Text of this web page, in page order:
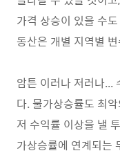
가격 상승이 있을 수
동산은 개별 지역별
암튼 이러나 저러나...
다. 물가상승률도 최
저 수익률 이상을 낼
가상승률에 연계되는